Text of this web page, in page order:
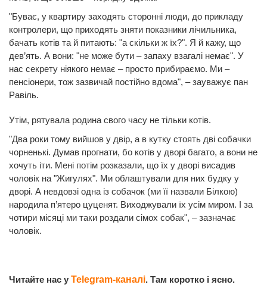
"Буває, у квартиру заходять сторонні люди, до прикладу
контролери, що приходять зняти показники лічильника,
бачать котів та й питають: "а скільки ж їх?". Я й кажу, що
дев’ять. А вони: "не може бути – запаху взагалі немає". У
нас секрету ніякого немає – просто прибираємо. Ми –
пенсіонери, тож зазвичай постійно вдома", – зауважує пан
Равіль.
Утім, рятувала родина свого часу не тільки котів.
"Два роки тому вийшов у двір, а в кутку стоять дві собачки
чорненькі. Думав прогнати, бо котів у дворі багато, а вони не
хочуть іти. Мені потім розказали, що їх у дворі висадив
чоловік на "Жигулях". Ми облаштували для них будку у
дворі. А невдовзі одна із собачок (ми її назвали Білкою)
народила п’ятеро цуценят. Виходжували їх усім миром. І за
чотири місяці ми таки роздали сімох собак", – зазначає
чоловік.
Читайте нас у Telegram-каналі. Там коротко і ясно.